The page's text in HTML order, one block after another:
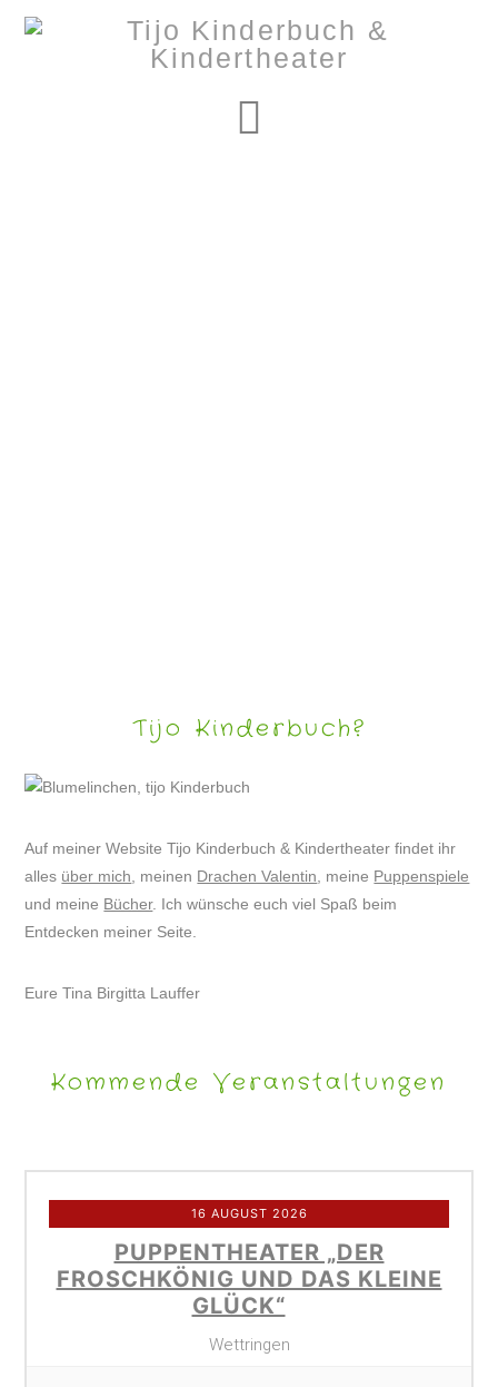
Tijo Kinderbuch?
Auf meiner Website Tijo Kinderbuch & Kindertheater findet ihr
alles über mich , meinen Drachen Valentin , meine Puppenspiele
und meine Bücher. Ich wünsche euch viel Spaß beim
Entdecken meiner Seite.
Eure Tina Birgitta Lauffer
Kommende Veranstaltungen
16 AUGUST 2026
PUPPENTHEATER „DER
FROSCHKÖNIG UND DAS KLEINE
GLÜCK“
Wettringen